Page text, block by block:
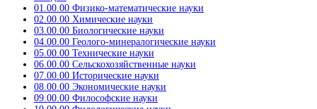
01.00.00 Физико-математические науки
02.00.00 Химические науки
03.00.00 Биологические науки
04.00.00 Геолого-минералогические науки
05.00.00 Технические науки
06.00.00 Сельскохозяйственные науки
07.00.00 Исторические науки
08.00.00 Экономические науки
09.00.00 Философские науки